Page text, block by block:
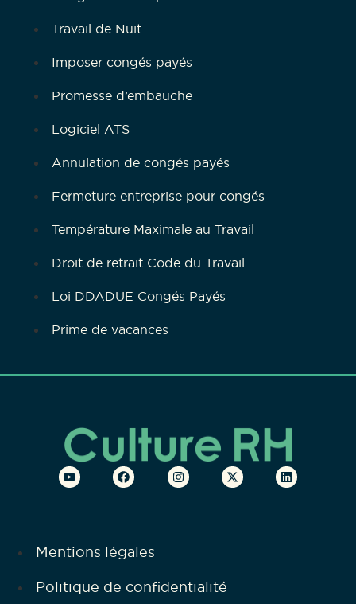
Travail de Nuit
Imposer congés payés
Promesse d’embauche
Logiciel ATS
Annulation de congés payés
Fermeture entreprise pour congés
Température Maximale au Travail
Droit de retrait Code du Travail
Loi DDADUE Congés Payés
Prime de vacances
Mentions légales
Politique de confidentialité